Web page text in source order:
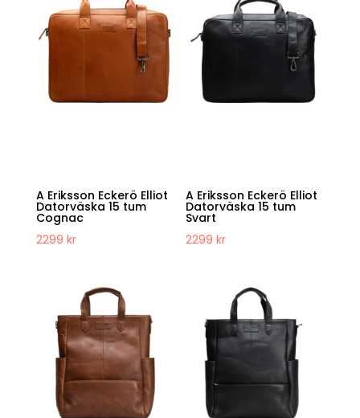
A Eriksson Eckerö Elliot
Datorväska 15 tum
Cognac
2299 kr
A Eriksson Eckerö Elliot
Datorväska 15 tum
Svart
2299kr